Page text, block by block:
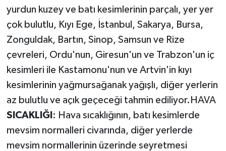
yurdun kuzey ve batı kesimlerinin parçalı, yer yer
çok bulutlu, Kıyı Ege, İstanbul, Sakarya, Bursa,
Zonguldak, Bartın, Sinop, Samsun ve Rize
çevreleri, Ordu'nun, Giresun'un ve Trabzon'un iç
kesimleri ile Kastamonu'nun ve Artvin'in kıyı
kesimlerinin yağmursağanak yağışlı, diğer yerlerin
az bulutlu ve açık geçeceği tahmin ediliyor.HAVA
SICAKLIĞI : Hava sıcaklığının, batı kesimlerde
mevsim normalleri civarında, diğer yerlerde
mevsim normallerinin üzerinde seyretmesi